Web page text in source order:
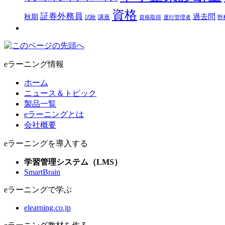
秋期 証券外務員 試験 講座 資格 資格取得 運行管理者 過去問 野
eラーニング情報
ホーム
ニュース＆トピック
製品一覧
eラーニングとは
会社概要
eラーニングを導入する
学習管理システム（LMS）
SmartBrain
eラーニングで学ぶ
elearning.co.jp